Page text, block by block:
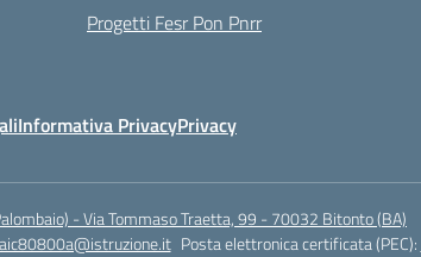
Progetti Fesr Pon Pnrr
Informativa PrivacyPrivacy
- Via Tommaso Traetta, 99 - 70032 Bitonto (BA)
Posta elettronica certificata (PEC):